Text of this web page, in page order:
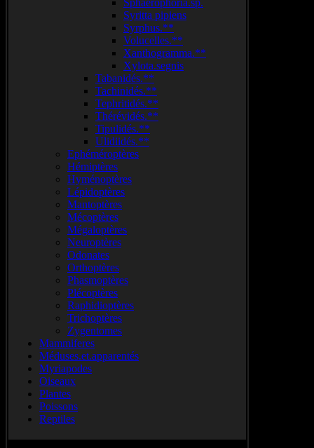
Sphaerophoria.sp.
Syritta pipiens
Syrphus.**
Volucelles.**
Xanthogramma.**
Xylota.segnis
Tabanidés.**
Tachinidés.**
Tephritidés.**
Thérévidés.**
Tipulidés.**
Ulidiidés.**
Ephéméroptères
Hémiptères
Hyménoptères
Lépidoptères
Mantoptères
Mécoptères
Mégaloptères
Neuroptères
Odonates
Orthoptères
Phasmoptères
Plécoptères
Raphidioptères
Trichoptères
Zygentomes
Mammiferes
Méduses.et.apparentés
Myriapodes
Oiseaux
Plantes
Poissons
Reptiles